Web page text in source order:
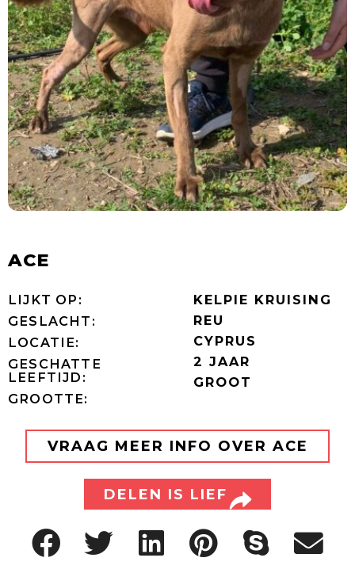
ACE
LIJKT OP:
GESLACHT:
LOCATIE:
GESCHATTE
LEEFTIJD:
GROOTTE:
KELPIE KRUISING
REU
CYPRUS
2 JAAR
GROOT
VRAAG MEER INFO OVER ACE
DELEN IS LIEF